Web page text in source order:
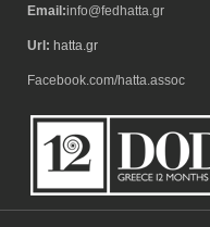
Email:info@fedhatta.gr
Url: hatta.gr
Facebook.com/hatta.assoc